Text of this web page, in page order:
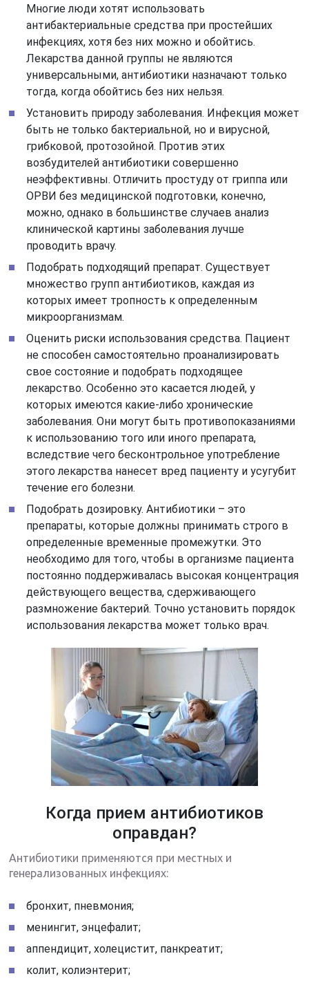
Многие люди хотят использовать
антибактериальные средства при простейших
инфекциях, хотя без них можно и обойтись.
Лекарства данной группы не являются
универсальными, антибиотики назначают только
тогда, когда обойтись без них нельзя.
Установить природу заболевания. Инфекция может
быть не только бактериальной, но и вирусной,
грибковой, протозойной. Против этих
возбудителей антибиотики совершенно
неэффективны. Отличить простуду от гриппа или
ОРВИ без медицинской подготовки, конечно,
можно, однако в большинстве случаев анализ
клинической картины заболевания лучше
проводить врачу.
Подобрать подходящий препарат. Существует
множество групп антибиотиков, каждая из
которых имеет тропность к определенным
микроорганизмам.
Оценить риски использования средства. Пациент
не способен самостоятельно проанализировать
свое состояние и подобрать подходящее
лекарство. Особенно это касается людей, у
которых имеются какие-либо хронические
заболевания. Они могут быть противопоказаниями
к использованию того или иного препарата,
вследствие чего бесконтрольное употребление
этого лекарства нанесет вред пациенту и усугубит
течение его болезни.
Подобрать дозировку. Антибиотики – это
препараты, которые должны принимать строго в
определенные временные промежутки. Это
необходимо для того, чтобы в организме пациента
постоянно поддерживалась высокая концентрация
действующего вещества, сдерживающего
размножение бактерий. Точно установить порядок
использования лекарства может только врач.
Когда прием антибиотиков
оправдан?
Антибиотики применяются при местных и
генерализованных инфекциях:
бронхит, пневмония;
менингит, энцефалит;
аппендицит, холецистит, панкреатит;
колит, колиэнтерит;